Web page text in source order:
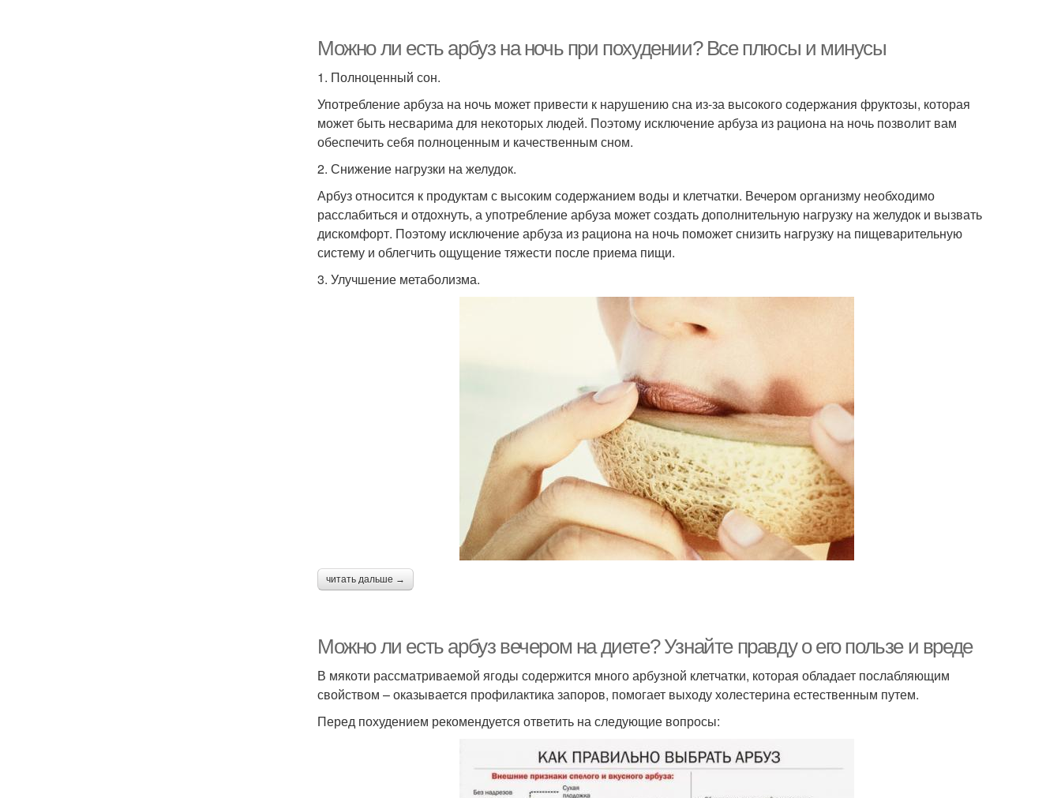
Можно ли есть арбуз на ночь при похудении? Все плюсы и минусы
1. Полноценный сон.
Употребление арбуза на ночь может привести к нарушению сна из-за высокого содержания фруктозы, которая
может быть несварима для некоторых людей. Поэтому исключение арбуза из рациона на ночь позволит вам
обеспечить себя полноценным и качественным сном.
2. Снижение нагрузки на желудок.
Арбуз относится к продуктам с высоким содержанием воды и клетчатки. Вечером организму необходимо
расслабиться и отдохнуть, а употребление арбуза может создать дополнительную нагрузку на желудок и вызвать
дискомфорт. Поэтому исключение арбуза из рациона на ночь поможет снизить нагрузку на пищеварительную
систему и облегчить ощущение тяжести после приема пищи.
3. Улучшение метаболизма.
читать дальше →
Можно ли есть арбуз вечером на диете? Узнайте правду о его пользе и вреде
В мякоти рассматриваемой ягоды содержится много арбузной клетчатки, которая обладает послабляющим
свойством – оказывается профилактика запоров, помогает выходу холестерина естественным путем.
Перед похудением рекомендуется ответить на следующие вопросы: